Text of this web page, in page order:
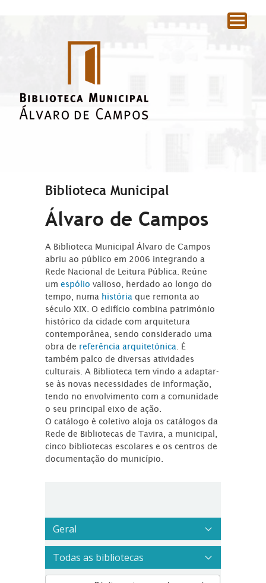
Biblioteca Municipal
Álvaro de Campos
A Biblioteca Municipal Álvaro de Campos
abriu ao público em 2006 integrando a
Rede Nacional de Leitura Pública. Reúne
umespóliovalioso, herdado ao longo do
tempo, numa história que remonta ao
século XIX. O edifício combina património
histórico da cidade com arquitetura
contemporânea, sendo considerado uma
obra de referência arquitetónica . É
também palco de diversas atividades
culturais. A Biblioteca tem vindo a adaptar-
se às novas necessidades de informação,
tendo no envolvimento com a comunidade
o seu principal eixo de ação.
O catálogo é coletivo aloja os catálogos da
Rede de Bibliotecas de Tavira, a municipal,
cinco bibliotecas escolares e os centros de
documentação do município.